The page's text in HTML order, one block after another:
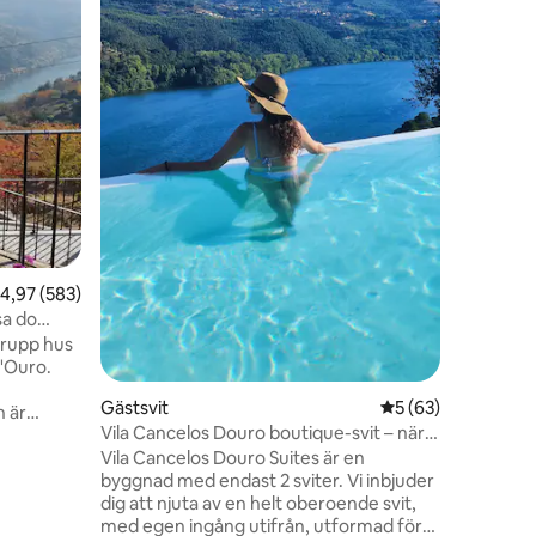
av 5 i genomsnittligt betyg, 583 omdömen
4,97 (583)
do
hus
är
Gästsvit 5 av 5 i
5 (63)
Vila Cancelos Douro boutique-svit – nära
Porto
Vila Cancelos Douro Suites är en
byggnad med endast 2 sviter. Vi inbjuder
dig att njuta av en helt oberoende svit,
med egen ingång utifrån, utformad för